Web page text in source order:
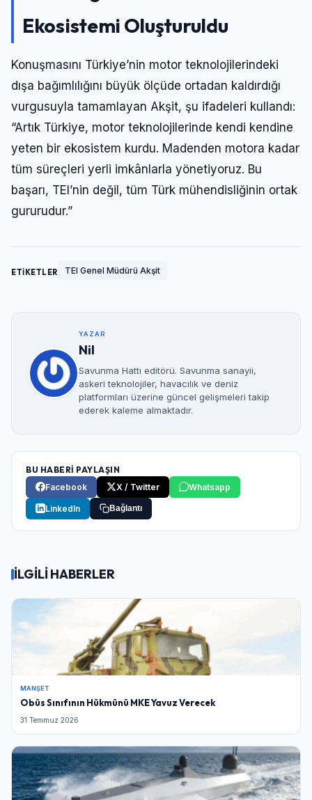
Ekosistemi Oluşturuldu
Konuşmasını Türkiye’nin motor teknolojilerindeki
dışa bağımlılığını büyük ölçüde ortadan kaldırdığı
vurgusuyla tamamlayan Akşit, şu ifadeleri kullandı:
“Artık Türkiye, motor teknolojilerinde kendi kendine
yeten bir ekosistem kurdu. Madenden motora kadar
tüm süreçleri yerli imkânlarla yönetiyoruz. Bu
başarı, TEI’nin değil, tüm Türk mühendisliğinin ortak
gururudur.”
ETİKETLER TEI Genel Müdürü Akşit
YAZAR
Nil
Savunma Hattı editörü. Savunma sanayii,
askeri teknolojiler, havacılık ve deniz
platformları üzerine güncel gelişmeleri takip
ederek kaleme almaktadır.
BU HABERİ PAYLAŞIN
Facebook
X / Twitter Whatsapp
LinkedIn Bağlantı
İLGİLİ HABERLER
MANŞET
Obüs Sınıfının Hükmünü MKE Yavuz Verecek
31 Temmuz 2026
Beni Hatırla Şifremi Unuttum
Giriş Yap